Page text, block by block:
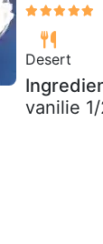
Desert
vanilie